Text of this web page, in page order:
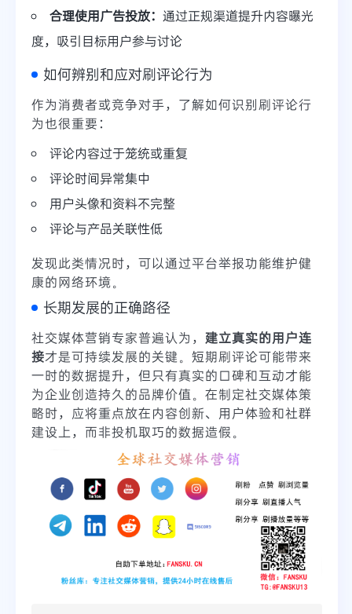
合理使用广告投放： 通过正规渠道提升内容曝光
度，吸引目标用户参与讨论
如何辨别和应对刷评论行为
作为消费者或竞争对手，了解如何识别刷评论行
为也很重要：
评论内容过于笼统或重复
评论时间异常集中
用户头像和资料不完整
评论与产品关联性低
发现此类情况时，可以通过平台举报功能维护健
康的网络环境。
长期发展的正确路径
社交媒体营销专家普遍认为， 建立真实的用户连
接才是可持续发展的关键。短期刷评论可能带来
一时的数据提升，但只有真实的口碑和互动才能
为企业创造持久的品牌价值。在制定社交媒体策
略时，应将重点放在内容创新、用户体验和社群
建设上，而非投机取巧的数据造假。